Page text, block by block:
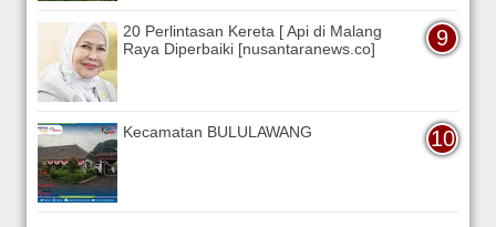
20 Perlintasan Kereta [ Api di Malang
Raya Diperbaiki [nusantaranews.co]
Kecamatan BULULAWANG